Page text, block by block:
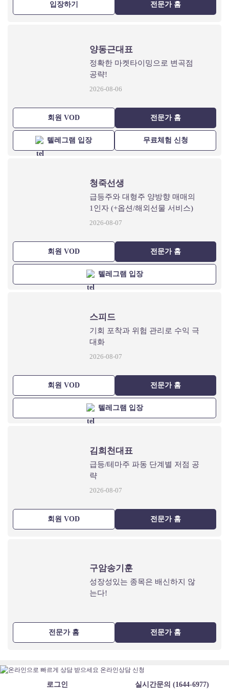
입장하기 전문가 홈
양동근대표
정확한 마켓타이밍으로 변곡점
공략!
2026-08-06
회원 VOD 전문가 홈
텔레그램 입장 무료체험 신청
청죽선생
급등주와 대형주 양방향 매매의
1인자 (+옵션/해외선물 서비스)
2026-08-07
회원 VOD 전문가 홈
텔레그램 입장
스피드
기회 포착과 위험 관리로 수익 극
대화
2026-08-07
회원 VOD 전문가 홈
텔레그램 입장
김희천대표
급등/테마주 파동 단계별 저점 공
략
2026-08-07
회원 VOD 전문가 홈
구암송기훈
성장성있는 종목은 배신하지 않
는다!
전문가 홈 전문가 홈
로그인 실시간문의 (1644-6977)